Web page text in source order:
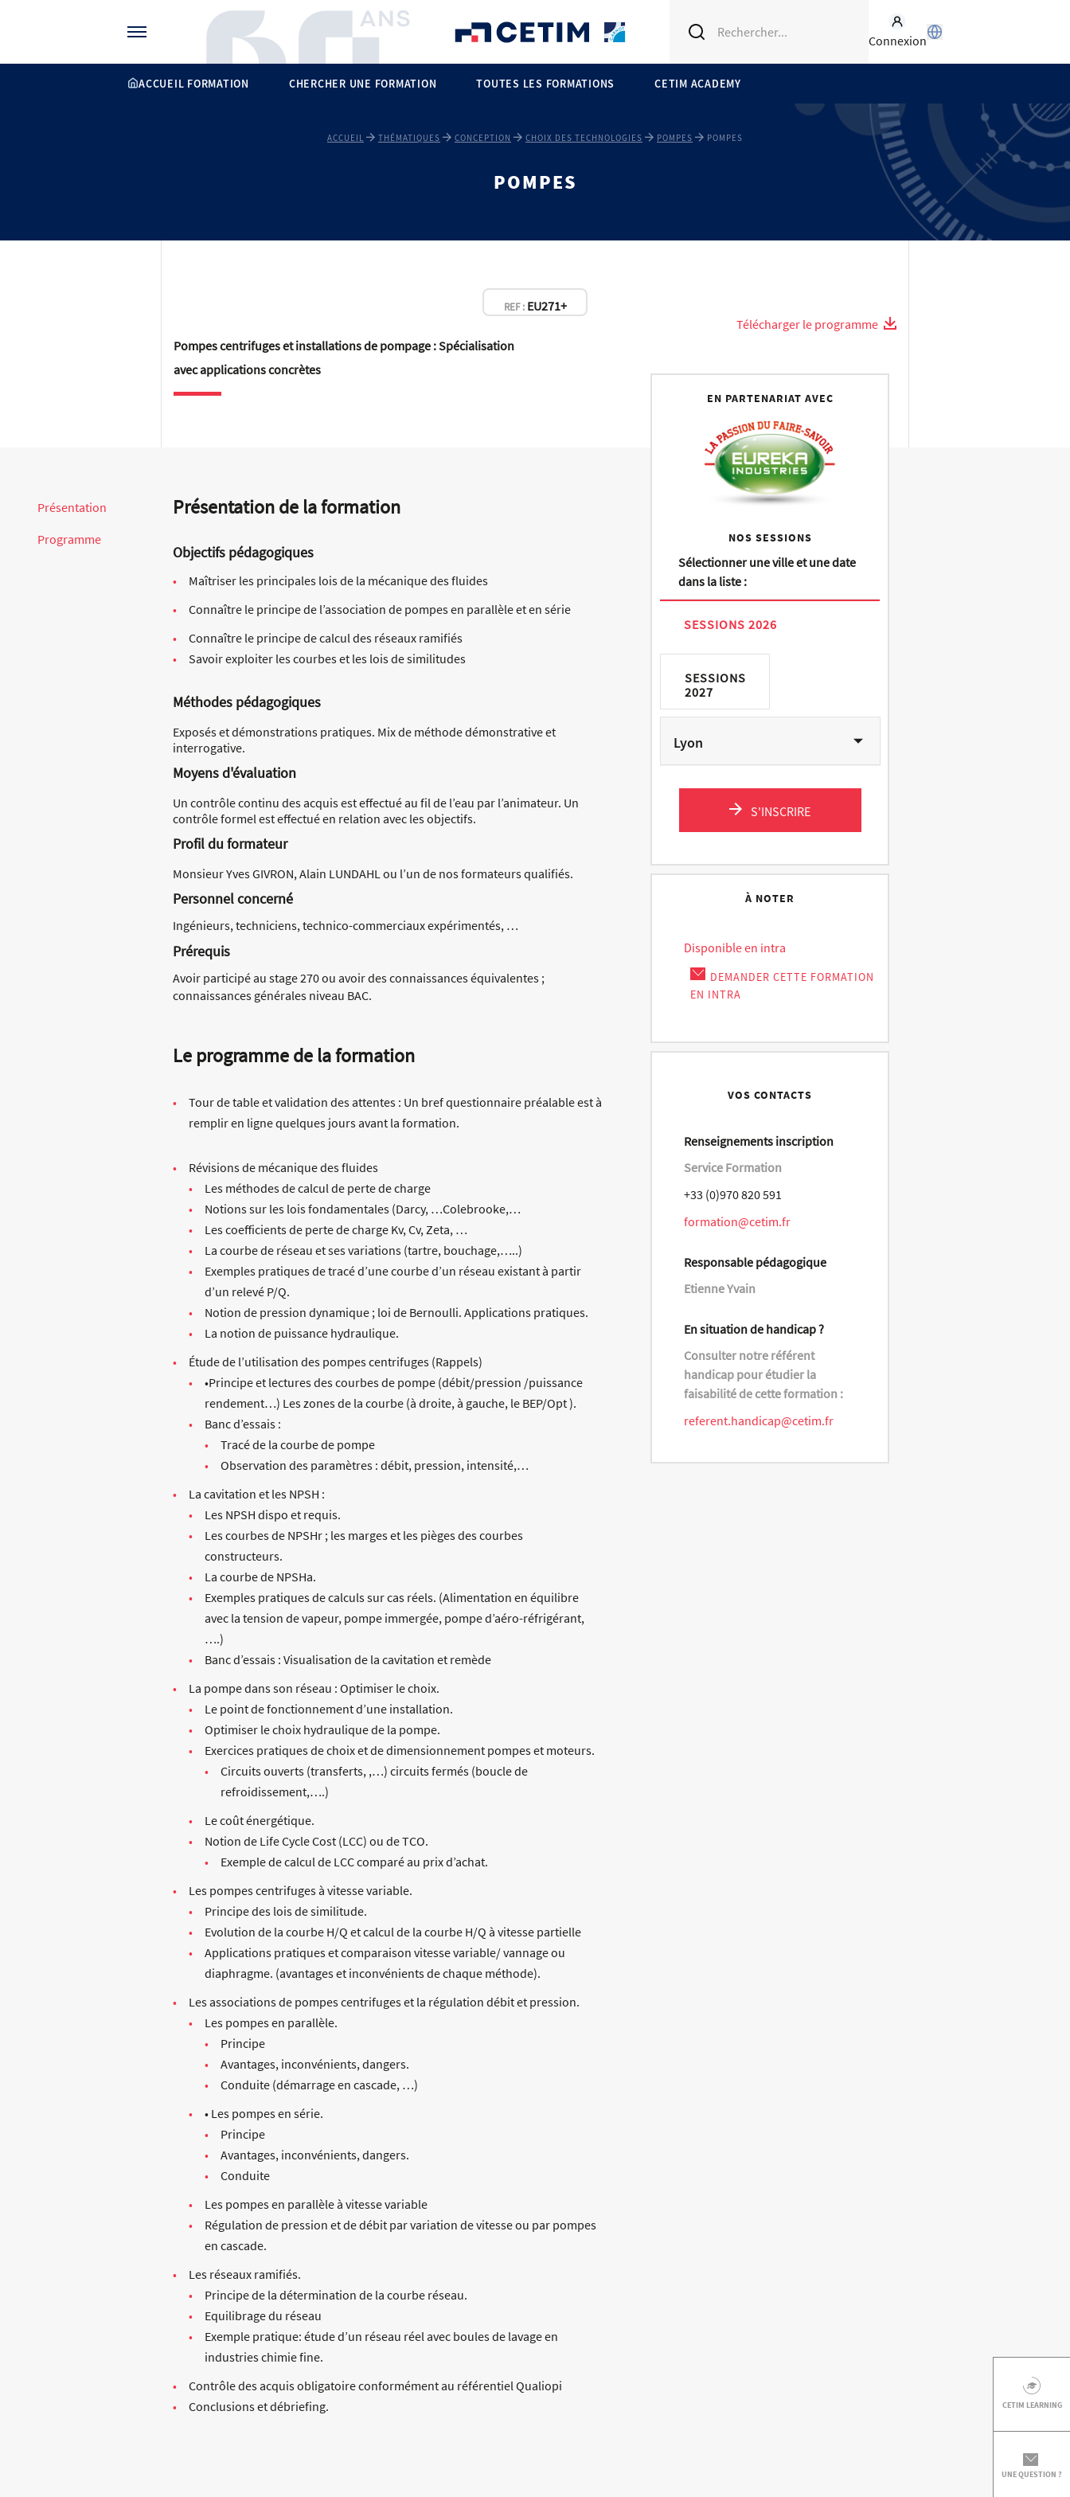
Connexion
ACCUEIL FORMATION CHERCHER UNE FORMATION TOUTES LES FORMATIONS CETIM ACADEMY
ACCUEIL THÉMATIQUES CONCEPTION CHOIX DES TECHNOLOGIES POMPES POMPES
POMPES
CETIM LEARNING
UNE QUESTION ?
REF : EU271+
Pompes centrifuges et installations de pompage : Spécialisation
avec applications concrètes
Télécharger le programme
Présentation
Programme
Présentation de la formation
Objectifs pédagogiques
Maîtriser les principales lois de la mécanique des fluides
Connaître le principe de l’association de pompes en parallèle et en série
Connaître le principe de calcul des réseaux ramifiés
Savoir exploiter les courbes et les lois de similitudes
Méthodes pédagogiques
Exposés et démonstrations pratiques. Mix de méthode démonstrative et
interrogative.
Moyens d'évaluation
Un contrôle continu des acquis est effectué au fil de l’eau par l’animateur. Un
contrôle formel est effectué en relation avec les objectifs.
Profil du formateur
Monsieur Yves GIVRON, Alain LUNDAHL ou l’un de nos formateurs qualifiés.
Personnel concerné
Ingénieurs, techniciens, technico-commerciaux expérimentés, …
Prérequis
Avoir participé au stage 270 ou avoir des connaissances équivalentes ;
connaissances générales niveau BAC.
Le programme de la formation
Tour de table et validation des attentes : Un bref questionnaire préalable est à
remplir en ligne quelques jours avant la formation.
Révisions de mécanique des fluides
Les méthodes de calcul de perte de charge
Notions sur les lois fondamentales (Darcy, …Colebrooke,…
Les coefficients de perte de charge Kv, Cv, Zeta, …
La courbe de réseau et ses variations (tartre, bouchage,…..)
Exemples pratiques de tracé d’une courbe d’un réseau existant à partir
d’un relevé P/Q.
Notion de pression dynamique ; loi de Bernoulli. Applications pratiques.
La notion de puissance hydraulique.
Étude de l’utilisation des pompes centrifuges (Rappels)
•Principe et lectures des courbes de pompe (débit/pression /puissance
rendement…) Les zones de la courbe (à droite, à gauche, le BEP/Opt ).
Banc d’essais :
Tracé de la courbe de pompe
Observation des paramètres : débit, pression, intensité,…
La cavitation et les NPSH :
Les NPSH dispo et requis.
Les courbes de NPSHr ; les marges et les pièges des courbes
constructeurs.
La courbe de NPSHa.
Exemples pratiques de calculs sur cas réels. (Alimentation en équilibre
avec la tension de vapeur, pompe immergée, pompe d’aéro-réfrigérant,
….)
Banc d’essais : Visualisation de la cavitation et remède
La pompe dans son réseau : Optimiser le choix.
Le point de fonctionnement d’une installation.
Optimiser le choix hydraulique de la pompe.
Exercices pratiques de choix et de dimensionnement pompes et moteurs.
Circuits ouverts (transferts, ,…) circuits fermés (boucle de
refroidissement,….)
Le coût énergétique.
Notion de Life Cycle Cost (LCC) ou de TCO.
Exemple de calcul de LCC comparé au prix d’achat.
Les pompes centrifuges à vitesse variable.
Principe des lois de similitude.
Evolution de la courbe H/Q et calcul de la courbe H/Q à vitesse partielle
Applications pratiques et comparaison vitesse variable/ vannage ou
diaphragme. (avantages et inconvénients de chaque méthode).
Les associations de pompes centrifuges et la régulation débit et pression.
Les pompes en parallèle.
Principe
Avantages, inconvénients, dangers.
Conduite (démarrage en cascade, …)
• Les pompes en série.
Principe
Avantages, inconvénients, dangers.
Conduite
Les pompes en parallèle à vitesse variable
Régulation de pression et de débit par variation de vitesse ou par pompes
en cascade.
Les réseaux ramifiés.
Principe de la détermination de la courbe réseau.
Equilibrage du réseau
Exemple pratique: étude d’un réseau réel avec boules de lavage en
industries chimie fine.
Contrôle des acquis obligatoire conformément au référentiel Qualiopi
Conclusions et débriefing.
EN PARTENARIAT AVEC
NOS SESSIONS
Sélectionner une ville et une date
dans la liste :
SESSIONS 2026
SESSIONS
2027
Lyon
S'INSCRIRE
À NOTER
Disponible en intra
DEMANDER CETTE FORMATION
EN INTRA
VOS CONTACTS
Renseignements inscription
Service Formation
+33 (0)970 820 591
formation@cetim.fr
Responsable pédagogique
Etienne Yvain
En situation de handicap ?
Consulter notre référent
handicap pour étudier la
faisabilité de cette formation :
referent.handicap@cetim.fr